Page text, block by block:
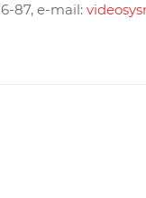
87, e-mail: